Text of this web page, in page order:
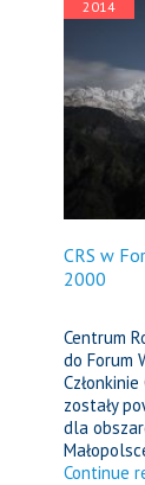
2014
CRS w
2000
Centrum
do Forum
zostały
dla
Continue